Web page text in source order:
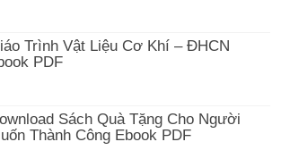
Trình Vật Liệu Cơ Khí – ĐHCN
PDF
Sách Quà Tặng Cho Người
Thành Công Ebook PDF